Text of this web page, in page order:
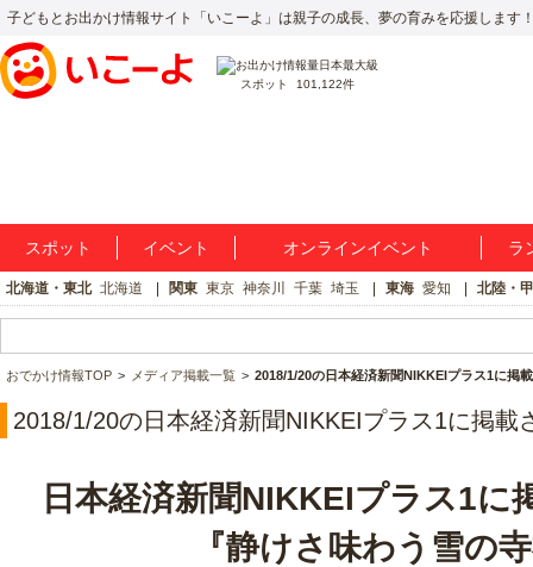
子どもとお出かけ情報サイト「いこーよ」は親子の成長、夢の育みを応援します
スポット 101,122件
スポット イベント オンラインイベント ラ
北海道・東北 北海道 関東 東京 神奈川 千葉 埼玉 東海 愛知 北陸・
おでかけ情報TOP メディア掲載一覧 2018/1/20の日本経済新聞NIKKEIプラス1に掲
2018/1/20の日本経済新聞NIKKEIプラス1に掲載
日本経済新聞NIKKEIプラス1に
『静けさ味わう雪の